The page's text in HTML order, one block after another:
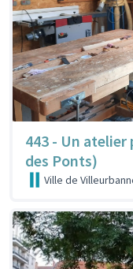
443 - Un
des Ponts)
Ville de